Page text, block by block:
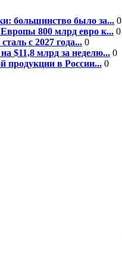
большинство было за... 0
800 млрд евро к... 0
с 2027 года... 0
$11,8 млрд за неделю... 0
продукции в России... 0